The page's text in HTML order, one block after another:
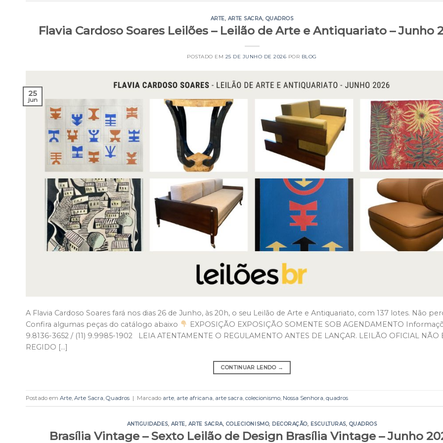
ARTE, ARTE SACRA, QUADROS
Flavia Cardoso Soares Leilões – Leilão de Arte e Antiquariato – Junho
POSTADO EM 25 DE JUNHO DE 2026 POR BLOG
25
jun
A Flavia Cardoso Soares fará nos dias 26 de Junho, às 20h, o seu Leilão de Arte e Antiquariato, com 137 lotes. Não
Confira algumas peças do catálogo abaixo
EXPOSIÇÃO EXPOSIÇÃO SOMENTE SOB AGENDAMENTO
9.8136-3652 / (11) 9.9985-1902 LEIA ATENTAMENTE O REGULAMENTO ANTES DE LANÇAR. LEILÃO OFICIAL NÃO
REGIDO […]
CONTINUAR LENDO →
Postado em Arte, Arte Sacra, Quadros | Marcado arte, arte africana, arte sacra, colecionismo, Nossa Senhora, quadros
ANTIGUIDADES, ARTE, ARTE SACRA, COLECIONISMO, DECORAÇÃO, ESCULTURAS, QUADROS
Brasília Vintage – Sexto Leilão de Design Brasília Vintage – Junho